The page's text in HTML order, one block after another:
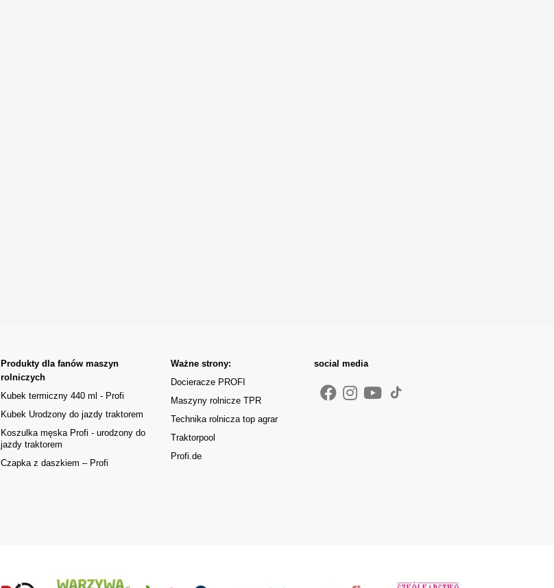
Produkty dla fanów maszyn
rolniczych
Kubek termiczny 440 ml - Profi
Kubek Urodzony do jazdy traktorem
Koszulka męska Profi - urodzony do
jazdy traktorem
Czapka z daszkiem – Profi
Ważne strony:
Docieracze PROFI
Maszyny rolnicze TPR
Technika rolnicza top agrar
Traktorpool
Profi.de
social media